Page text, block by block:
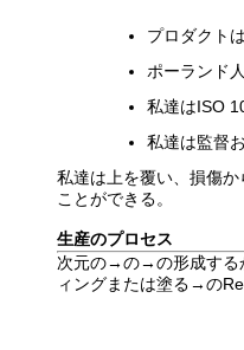
プロダクト
ポーランド
私達はISO
私達は監督
私達は上を覆い、損傷
ことができる。
生産のプロセス
次元の→の→の形成する
ィングまたは塗る→の